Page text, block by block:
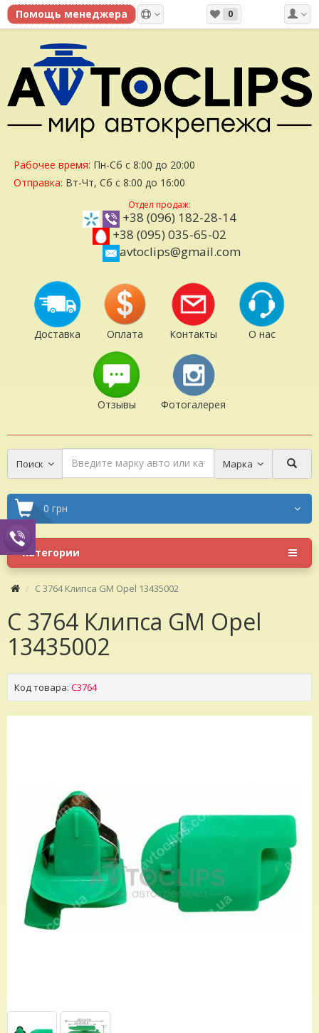
0
Рабочее время: Пн-Сб с 8:00 до 20:00
Отправка: Вт-Чт, Сб с 8:00 до 16:00
Отдел продаж:
+38 (096) 182-28-14
+38 (095) 035-65-02
avtoclips@gmail.com
Доставка Оплата Контакты О нас
Отзывы Фотогалерея
Поиск Марка
0 грн
Категории
C 3764 Клипса GM Opel 13435002
C 3764 Клипса GM Opel
13435002
Код товара: C3764